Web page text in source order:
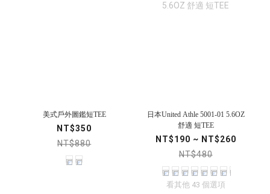
美式戶外圖鑑短TEE
NT$350
NT$880
日本United Athle 5001-01 5.6OZ
舒適 短TEE
NT$190 ~ NT$260
NT$480
看其他 43 個選項